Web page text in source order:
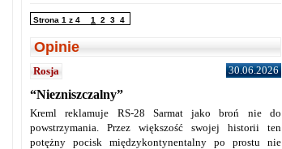
Strona 1 z 4 1 2 3 4
Opinie
Rosja 30.06.2026
“Niezniszczalny”
Kreml reklamuje RS-28 Sarmat jako broń nie do
powstrzymania. Przez większość swojej historii ten
potężny pocisk międzykontynentalny po prostu nie